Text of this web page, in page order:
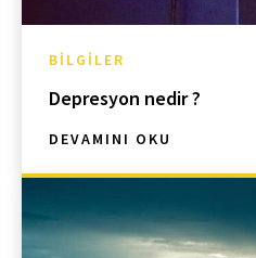
BILGILER
Depresyon nedir ?
DEVAMINI OKU